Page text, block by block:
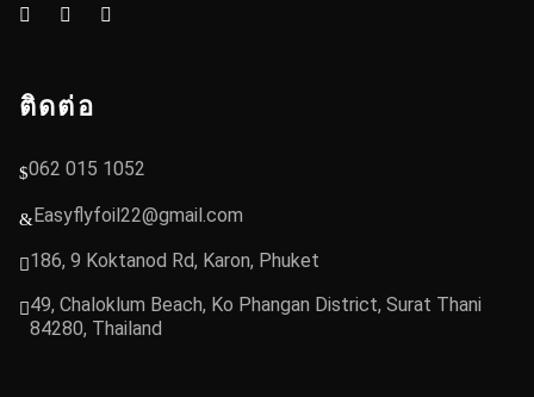
ติดต่อ
062 015 1052
Easyflyfoil22@gmail.com
186, 9 Koktanod Rd, Karon, Phuket
49, Chaloklum Beach, Ko Phangan District, Surat Thani
84280, Thailand